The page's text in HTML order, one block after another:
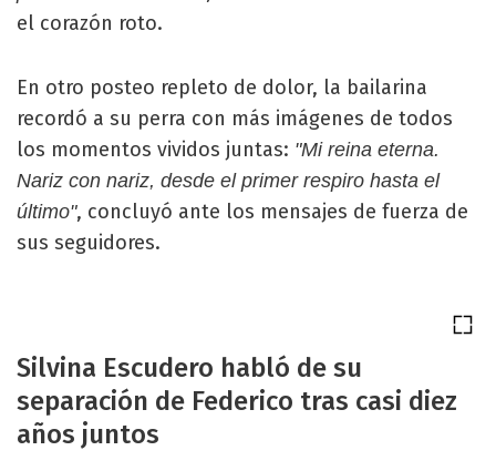
el corazón roto.
En otro posteo repleto de dolor, la bailarina
recordó a su perra con más imágenes de todos
los momentos vividos juntas: "Mi reina eterna.
Nariz con nariz, desde el primer respiro hasta el
último", concluyó ante los mensajes de fuerza de
sus seguidores.
Silvina Escudero habló de su
separación de Federico tras casi diez
años juntos